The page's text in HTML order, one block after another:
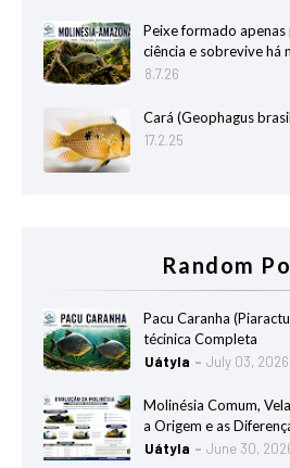
Peixe formado apenas
ciência e sobrevive há
8.7.26
Cará (Geophagus
17.2.25
Random
Pacu Caranha
técinica Completa
Uátyla
July 03, 2026
Molinésia Comum,
a Origem e as
Uátyla
June 30,